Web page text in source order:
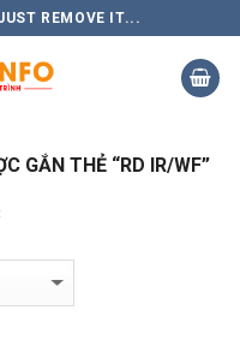
REMOVE IT...
GẮN THẺ “RD IR/WF”